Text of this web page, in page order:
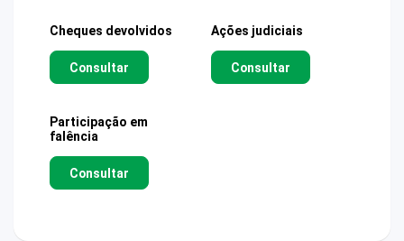
Cheques devolvidos
Consultar
Ações judiciais
Consultar
Participação em
falência
Consultar